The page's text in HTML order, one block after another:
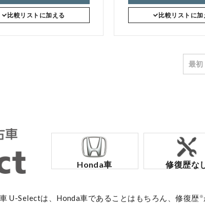
比較リストに加える 比較リストに加
最初
Honda車 修復歴な
U-Selectは、Honda車であることはもちろん、修復歴 ※